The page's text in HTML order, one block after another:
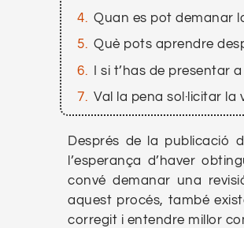
Quan es pot demanar
Què pots aprendre
I si t’has de presentar
Val la pena sol·licitar la
Després de la publicació
l’esperança d’haver
convé demanar una
aquest procés, també
corregit i entendre millor